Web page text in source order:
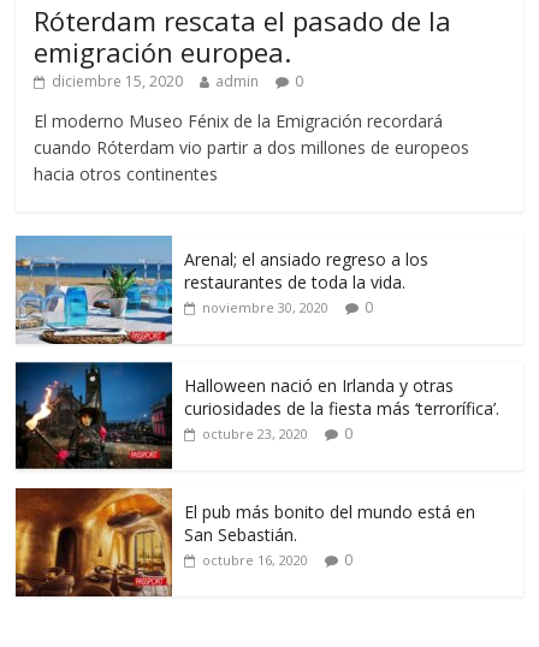
Róterdam rescata el pasado de la
emigración europea.
diciembre 15, 2020 admin 0
El moderno Museo Fénix de la Emigración recordará
cuando Róterdam vio partir a dos millones de europeos
hacia otros continentes
Arenal; el ansiado regreso a los
restaurantes de toda la vida.
noviembre 30, 2020 0
Halloween nació en Irlanda y otras
curiosidades de la fiesta más ‘terrorífica’.
octubre 23, 2020 0
El pub más bonito del mundo está en
San Sebastián.
octubre 16, 2020 0